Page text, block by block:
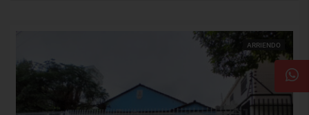
ARRIENDO